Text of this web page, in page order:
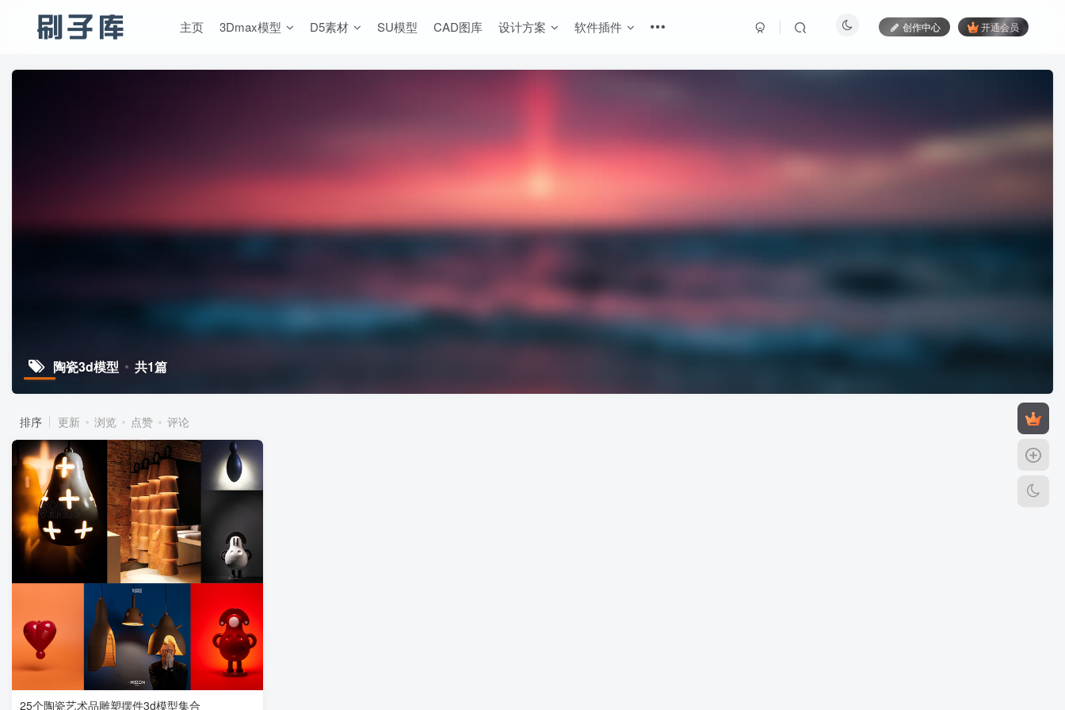
主页 3Dmax模型 D5素材 SU模型 CAD图库 设计方案 软件插件 创作中心 开通会员
陶瓷3d模型 共1篇
排序 更新 浏览 点赞 评论
25个陶瓷艺术品雕塑摆件3d模型集合